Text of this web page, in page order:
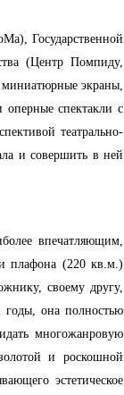
), Государственной
(Центр Помпиду,
экраны,
спектакли с
театрально-
и совершить в ней
впечатляющим,
плафона (220 кв.м.)
своему другу,
годы, она полностью
многожанровую
и роскошной
эстетическое